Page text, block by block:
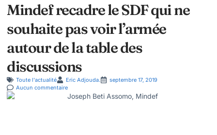
Mindef recadre le SDF qui ne
souhaite pas voir l’armée
autour de la table des
discussions
Toute l'actualité Eric Adjouda.
septembre 17, 2019
Aucun commentaire